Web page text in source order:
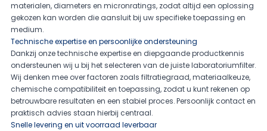
materialen, diameters en micronratings, zodat altijd een oplossing
gekozen kan worden die aansluit bij uw specifieke toepassing en
medium.
Technische expertise en persoonlijke ondersteuning
Dankzij onze technische expertise en diepgaande productkennis
ondersteunen wij u bij het selecteren van de juiste laboratoriumfilter.
Wij denken mee over factoren zoals filtratiegraad, materiaalkeuze,
chemische compatibiliteit en toepassing, zodat u kunt rekenen op
betrouwbare resultaten en een stabiel proces. Persoonlijk contact en
praktisch advies staan hierbij centraal.
Snelle levering en uit voorraad leverbaar